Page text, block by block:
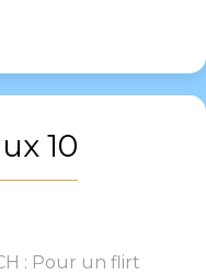
10
: Pour un flirt